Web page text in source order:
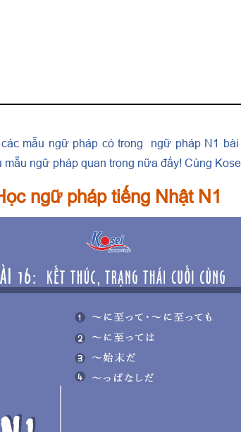
mẫu ngữ pháp có trong ngữ pháp N1
ngữ pháp quan trọng nữa đấy! Cùng
ngữ pháp tiếng Nhật N1